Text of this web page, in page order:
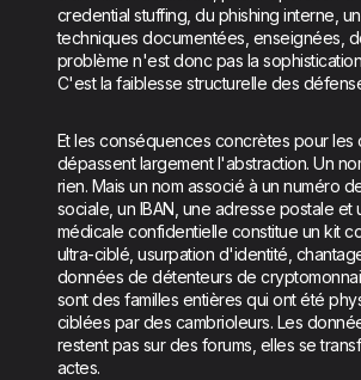
credential stuffing, du phishing interne,
techniques documentées, enseignées,
problème n'est donc pas la
C'est la faiblesse structurelle des
Et les conséquences concrètes pour les
dépassent largement l'abstraction. Un
rien. Mais un nom associé à un numéro
sociale, un IBAN, une adresse postale et
médicale confidentielle constitue un kit
ultra-ciblé, usurpation d'identité,
données de détenteurs de
sont des familles entières qui ont été
ciblées par des cambrioleurs. Les
restent pas sur des forums, elles se
actes.